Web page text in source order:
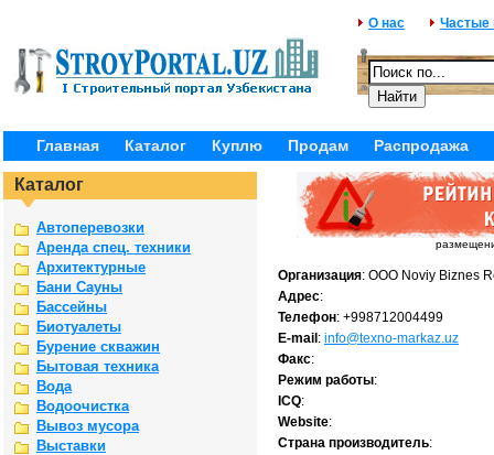
О нас Частые
Главная Каталог Куплю Продам Распродажа
Каталог
Автоперевозки
Аренда спец. техники
Архитектурные
Бани Сауны
Бассейны
Биотуалеты
Бурение скважин
Бытовая техника
Вода
Водоочистка
Вывоз мусора
Выставки
Организация: OOO Noviy Biznes
Адрес:
Телефон: +998712004499
E-mail : info@texno-markaz.uz
Факс:
Режим работы:
ICQ:
Website:
Страна производитель: